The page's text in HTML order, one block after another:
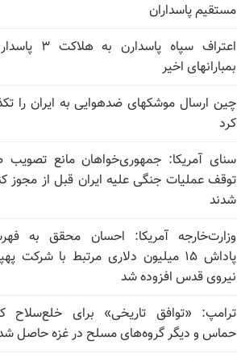
مستقیم پاسداران
اعتراف سپاه پاسدارن
بمبارانهای اخیر
چین ارسال موشکهای ضدهوایی به ایران را
کرد
سنای آمریکا: جمهوری‌خواهان مانع تصویب
توقف عملیات جنگی علیه ایران قبل از مجوز
شدند
وزارت‌خارجه آمریکا: احسان محقق به
پاداش ۱۵ میلیون دلاری مرتبط با شرکت
نیروی قدس افزوده شد
ترامپ: «توافق تاریخی» برای خلع‌سلاح
حماس و دیگر گروه‌های مسلح در غزه حاصل